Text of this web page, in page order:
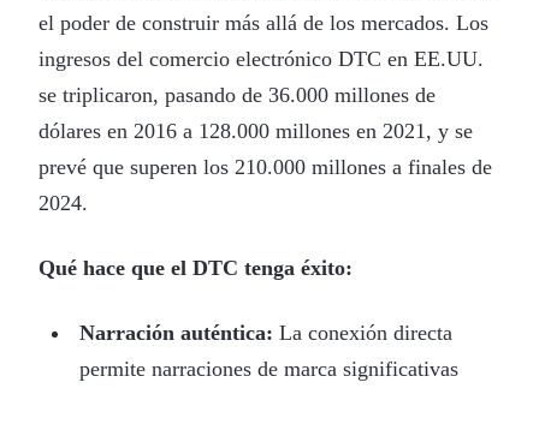
el poder de construir más allá de los mercados. Los
ingresos del comercio electrónico DTC en EE.UU.
se triplicaron, pasando de 36.000 millones de
dólares en 2016 a 128.000 millones en 2021, y se
prevé que superen los 210.000 millones a finales de
2024.
Qué hace que el DTC tenga éxito:
Narración auténtica: La conexión directa
permite narraciones de marca significativas